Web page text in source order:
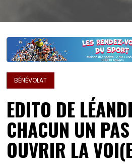
BÉNÉVOLAT
EDITO DE
CHACUN UN
OUVRIR LA